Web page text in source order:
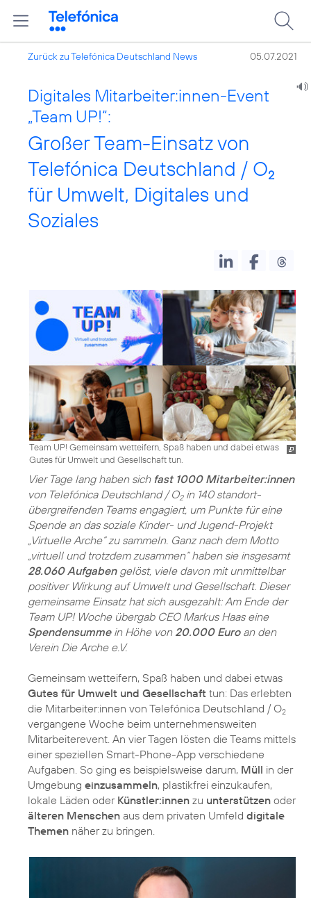
Zurück zu Telefónica Deutschland News 05.07.2021
Digitales Mitarbeiter:innen-Event
„Team UP!“:
Großer Team-Einsatz von
Telefónica Deutschland / O2
für Umwelt, Digitales und
Soziales
Team UP! Gemeinsam wetteifern, Spaß haben und dabei etwas
Gutes für Umwelt und Gesellschaft tun.
Vier Tage lang haben sich fast 1000 Mitarbeiter:innen
von Telefónica Deutschland / O2in 140 standort­
übergrei­fenden Teams engagiert, um Punkte für eine
Spende an das soziale Kinder- und Jugend-Projekt
„Virtuelle Arche“ zu sammeln. Ganz nach dem Motto
„virtuell und trotzdem zusammen“ haben sie insgesamt
28.060 Aufgabengelöst, viele davon mit unmittelbar
positiver Wirkung auf Umwelt und Gesellschaft. Dieser
gemeinsame Einsatz hat sich ausgezahlt: Am Ende der
Team UP! Woche übergab CEO Markus Haas eine
Spendensummein Höhe von 20.000 Euroan den
Verein Die Arche e.V.
Gemeinsam wetteifern, Spaß haben und dabei etwas
Gutes für Umwelt und Gesellschaft tun: Das erlebten
die Mitarbeiter:innen von Telefónica Deutschland / O2
vergangene Woche beim unternehmensweiten
Mitarbeiterevent. An vier Tagen lösten die Teams mittels
einer speziellen Smart-Phone-App verschiedene
Aufgaben. So ging es beispielsweise darum, Müll in der
Umgebung einzusammeln, plastikfrei einzukaufen,
lokale Läden oder Künstler:innen zu unterstützen oder
älteren Menschen aus dem privaten Umfeld digitale
Themen näher zu bringen.